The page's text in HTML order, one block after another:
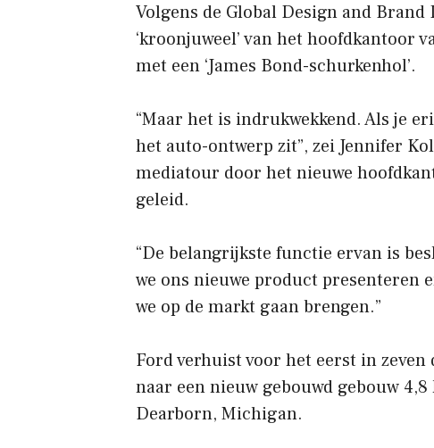
Volgens de Global Design and
‘kroonjuweel’ van het hoofdkantoor
met een ‘James Bond-schurkenhol’.
“Maar het is indrukwekkend. Als je
het auto-ontwerp zit”, zei Jennifer
mediatour door het nieuwe
geleid.
“De belangrijkste functie ervan is
we ons nieuwe product presenteren
we op de markt gaan brengen.”
Ford verhuist voor het eerst in
naar een nieuw gebouwd gebouw
Dearborn, Michigan.